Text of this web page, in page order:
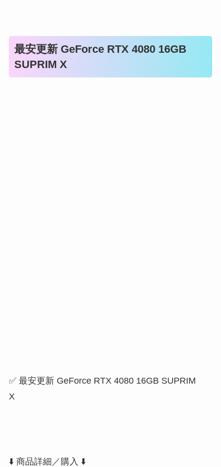
最安更新 GeForce RTX 4080 16GB
SUPRIM X
✅ 最安更新 GeForce RTX 4080 16GB SUPRIM
X
⬇️ 商品詳細／購入 ⬇️